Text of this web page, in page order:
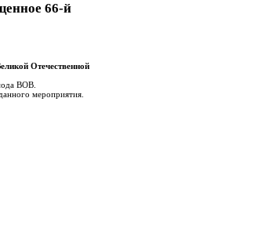
66-й
Отечественной
ВОВ.
мероприятия.